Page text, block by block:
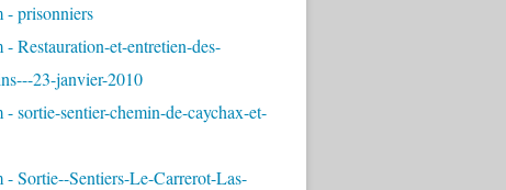
- prisonniers
Restauration-et-entretien-des-
23-janvier-2010
sortie-sentier-chemin-de-caychax-et-
- Sortie--Sentiers-Le-Carrerot-Las-